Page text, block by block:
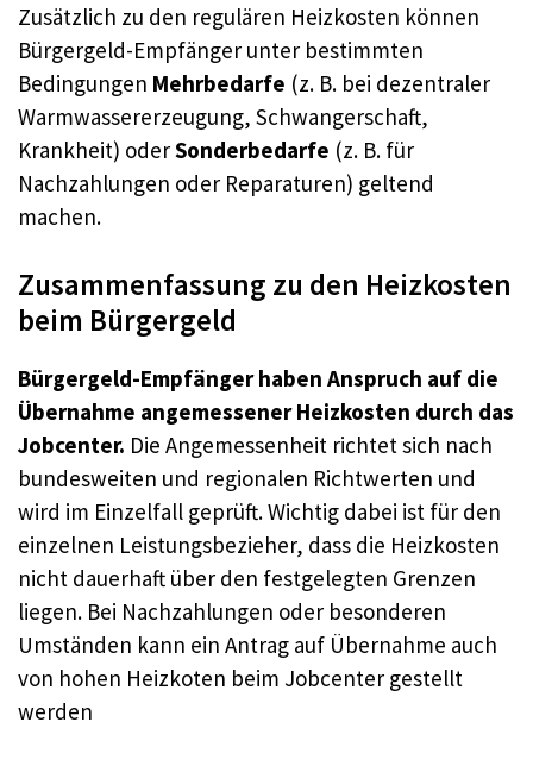
Zusätzlich zu den regulären Heizkosten können
Bürgergeld-Empfänger unter bestimmten
Bedingungen Mehrbedarfe (z. B. bei dezentraler
Warmwassererzeugung, Schwangerschaft,
Krankheit) oderSonderbedarfe (z. B. für
Nachzahlungen oder Reparaturen) geltend
machen.
Zusammenfassung zu den Heizkosten
beim Bürgergeld
Bürgergeld-Empfänger haben Anspruch auf die
Übernahme angemessener Heizkosten durch das
Jobcenter. Die Angemessenheit richtet sich nach
bundesweiten und regionalen Richtwerten und
wird im Einzelfall geprüft. Wichtig dabei ist für den
einzelnen Leistungsbezieher, dass die Heizkosten
nicht dauerhaft über den festgelegten Grenzen
liegen. Bei Nachzahlungen oder besonderen
Umständen kann ein Antrag auf Übernahme auch
von hohen Heizkoten beim Jobcenter gestellt
werden